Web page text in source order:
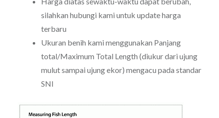
silahkan hubungi kami untuk update harga
terbaru
Ukuran benih kami menggunakan Panjang
total/Maximum Total Length (diukur dari ujung
mulut sampai ujung ekor) mengacu pada standar
SNI